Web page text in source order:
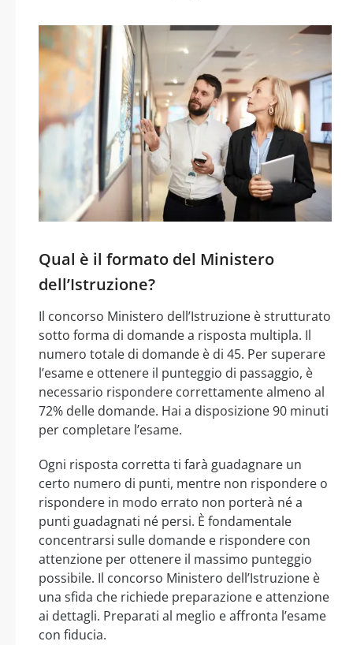
Qual è il formato del Ministero
dell’Istruzione?
Il concorso Ministero dell’Istruzione è strutturato
sotto forma di domande a risposta multipla. Il
numero totale di domande è di 45. Per superare
l’esame e ottenere il punteggio di passaggio, è
necessario rispondere correttamente almeno al
72% delle domande. Hai a disposizione 90 minuti
per completare l’esame.
Ogni risposta corretta ti farà guadagnare un
certo numero di punti, mentre non rispondere o
rispondere in modo errato non porterà né a
punti guadagnati né persi. È fondamentale
concentrarsi sulle domande e rispondere con
attenzione per ottenere il massimo punteggio
possibile. Il concorso Ministero dell’Istruzione è
una sfida che richiede preparazione e attenzione
ai dettagli. Preparati al meglio e affronta l’esame
con fiducia.